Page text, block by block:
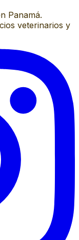
Panamá.
veterinarios y